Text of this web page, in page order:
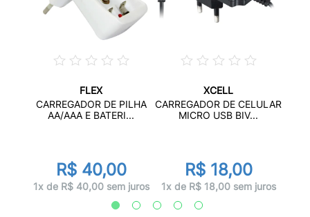
FLEX
CARREGADOR DE PILHA
AA/AAA E BATERI...
R$ 40,00
1x de R$ 40,00 sem juros
XCELL
CARREGADOR DE CELULAR
MICRO USB BIV...
R$ 18,00
1x de R$ 18,00 sem juros